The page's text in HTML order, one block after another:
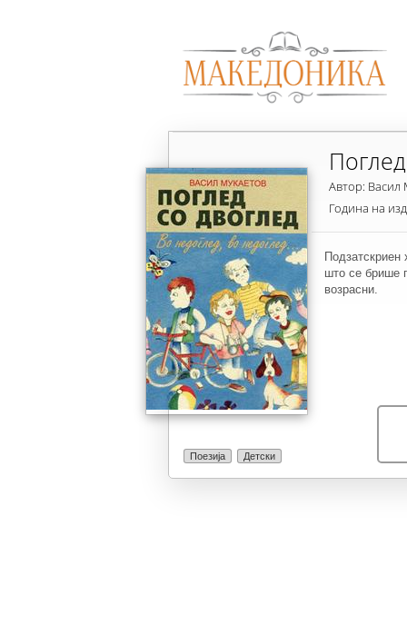
Поезија Детски
Автор: Васил
Година на
Подзатскриен
што се брише
возрасни.